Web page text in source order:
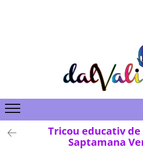
GENTI DE COLORAT
Tricou educativ
Saptamana